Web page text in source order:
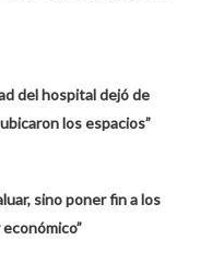
del hospital dejó de
los espacios”
sino poner fin a los